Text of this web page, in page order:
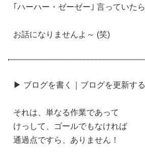
｢ハーハー・ゼーゼー｣ 言っていたら
お話になりませんよ～ (笑)
▶ ブログを書く｜ブログを更新する
それは、単なる作業であって
けっして、ゴールでもなければ
通過点ですら、ありません！